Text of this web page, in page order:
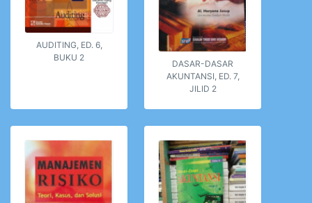
AUDITING, ED. 6,
BUKU 2
DASAR-DASAR
AKUNTANSI, ED. 7,
JILID 2